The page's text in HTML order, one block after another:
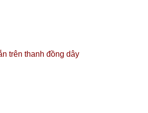
trên thanh đồng dây